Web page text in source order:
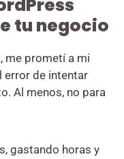
tu negocio
me prometí a mi
error de intentar
Al menos, no para
gastando horas y